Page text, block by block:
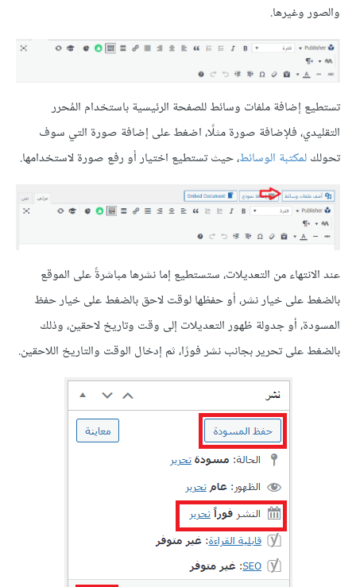
والصور وغيرها.
تستطيع إضافة ملفات وسائط للصفحة الرئيسية باستخدام المُحرر
التقليدي، فلإضافة صورة مثلًا، اضغط على إضافة صورة التي سوف
تحولكلمكتبة الوسائط، حيث تستطيع اختيار أو رفع صورة لاستخدامها.
عند الانتهاء من التعديلات، ستستطيع إما نشرها مباشرةً على الموقع
بالضغط على خيار نشر، أو حفظها لوقت لاحق بالضغط على خيار حفظ
المسودة، أو جدولة ظهور التعديلات إلى وقت وتاريخ لاحقين، وذلك
بالضغط على تحرير بجانب نشر فورًا، ثم إدخال الوقت والتاريخ اللاحقين.